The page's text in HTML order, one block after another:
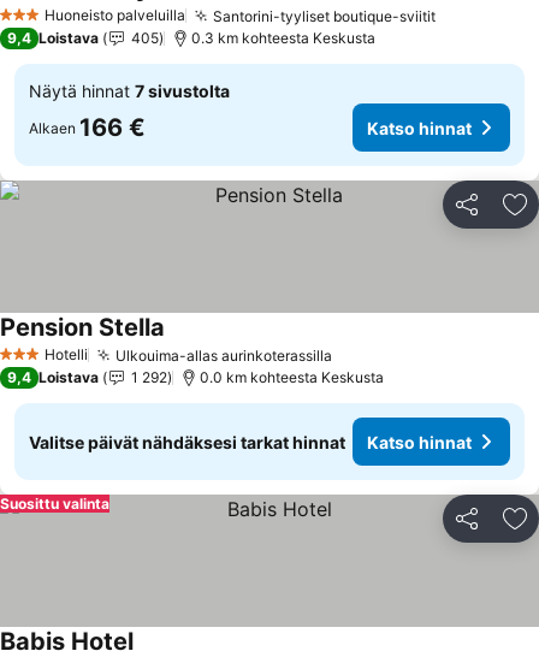
3 Tähtiluokitus
Huoneisto palveluilla Santorini-tyyliset boutique-sviitit
9,4 Loistava 405 0.3 km kohteesta Keskusta
Näytä hinnat 7 sivustolta
Alkaen 166 € Katso hinnat
Jaa
3 Tähtiluokitus
Hotelli Ulkouima-allas aurinkoterassilla
Pension Stella
9,4 Loistava 1 292 0.0 km kohteesta Keskusta
Valitse päivät nähdäksesi tarkat hinnat Katso hinnat
Jaa
Suosittu valinta
Babis Hotel